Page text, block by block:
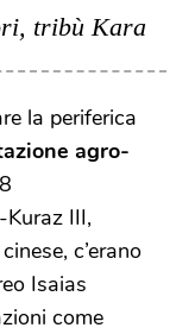
tribù Kara
la periferica
agro-
III,
c’erano
Isaias
come